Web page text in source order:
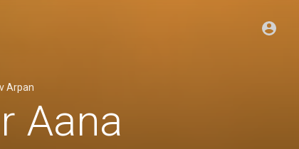
Arpan
Aana